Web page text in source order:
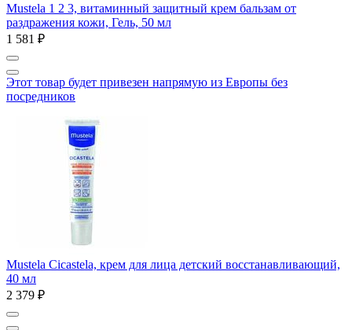
Mustela 1 2 3, витаминный защитный крем бальзам от
раздражения кожи, Гель, 50 мл
1 581 ₽
Этот товар будет привезен напрямую из Европы без
посредников
Mustela Cicastela, крем для лица детский восстанавливающий,
40 мл
2 379 ₽